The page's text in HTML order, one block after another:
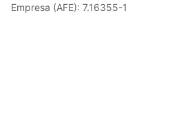
Empresa (AFE): 7.16355-1